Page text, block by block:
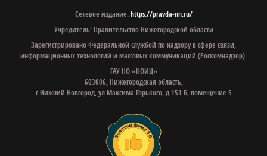
Сетевое издание:https://pravda-nn.ru/
Учредитель: Правительство Нижегородской области
Зарегистрировано Федеральной службой по надзору в сфере связи,
информационных технологий и массовых коммуникаций (Роскомнадзор).
ГАУ НО «НОИЦ»
603006, Нижегородская область,
г.Нижний Новгород, ул.Максима Горького, д.151 Б, помещение 5